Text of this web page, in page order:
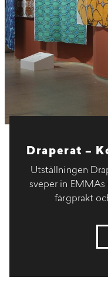
Draperat –
Utställningen
sveper in
färgprakt